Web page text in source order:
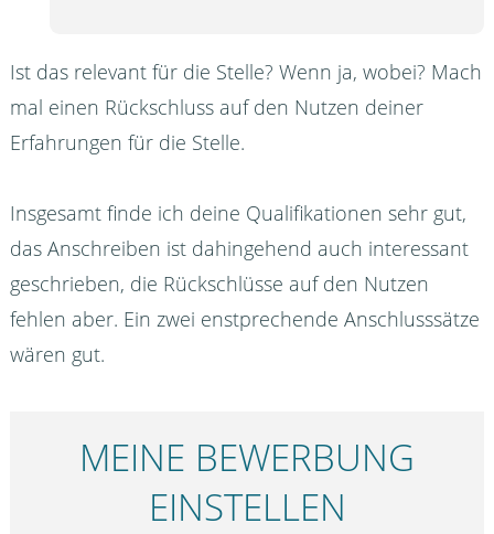
Ist das relevant für die Stelle? Wenn ja, wobei? Mach
mal einen Rückschluss auf den Nutzen deiner
Erfahrungen für die Stelle.
Insgesamt finde ich deine Qualifikationen sehr gut,
das Anschreiben ist dahingehend auch interessant
geschrieben, die Rückschlüsse auf den Nutzen
fehlen aber. Ein zwei enstprechende Anschlusssätze
wären gut.
MEINE BEWERBUNG
EINSTELLEN